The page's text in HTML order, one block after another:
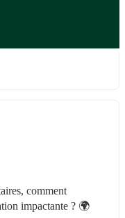
comment
impactante ? 🌍